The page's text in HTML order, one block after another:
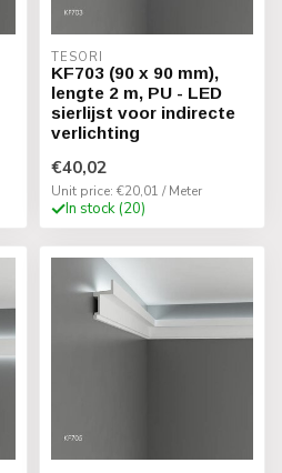
TESORI
KF703 (90 x 90 mm),
lengte 2 m, PU - LED
sierlijst voor indirecte
verlichting
€40,02
Unit price: €20,01 / Meter
In stock (20)